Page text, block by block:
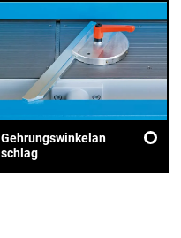
Gehrungswinkelan
schlag